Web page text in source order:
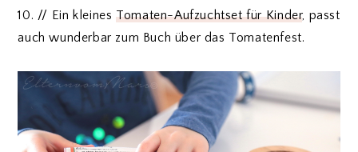
10. // Ein kleinesTomaten-Aufzuchtset für Kinder, passt
auch wunderbar zum Buch über das Tomatenfest.